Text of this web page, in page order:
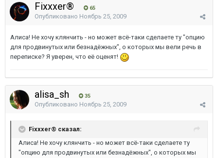
Fixxxer® 65
Опубликовано Ноябрь 25, 2009
Алиса! Не хочу клянчить - но может всё-таки сделаете ту "опцию
для продвинутых или безнадёжных", о которых мы вели речь в
переписке? Я уверен, что её оценят!
alisa_sh 35
Опубликовано Ноябрь 25, 2009
Fixxxer® сказал:
Алиса! Не хочу клянчить - но может всё-таки сделаете ту
"опцию для продвинутых или безнадёжных", о которых мы